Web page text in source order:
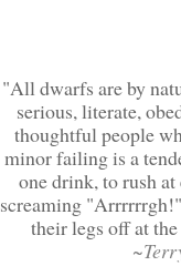
All dwarfs are by
serious, literate,
thoughtful people
minor failing is a
one drink, to rush at
screaming
their legs off at the